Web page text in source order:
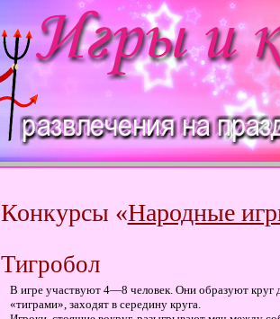
Конкурсы «Народные
Тигробол
В игре участвуют 4—8 человек. Они образуют
«тиграми», заходят в середину круга.